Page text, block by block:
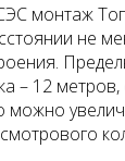
монтаж
не
– 12 метров,
можно